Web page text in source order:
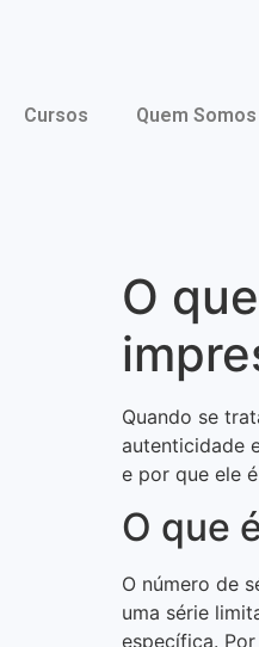
Cursos Quem Somos
O
Quando se
autenticidade
e por que ele
O que
O número de
uma série
específica.